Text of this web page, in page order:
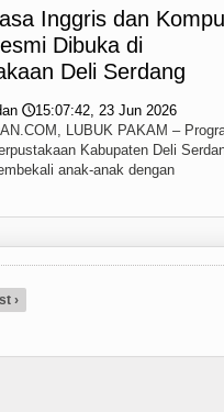
Inggris dan
Dibuka di
Deli Serdang
🕔15:07:42, 23 Jun 2026
LUBUK PAKAM –
Kabupaten Deli
anak-anak dengan
›